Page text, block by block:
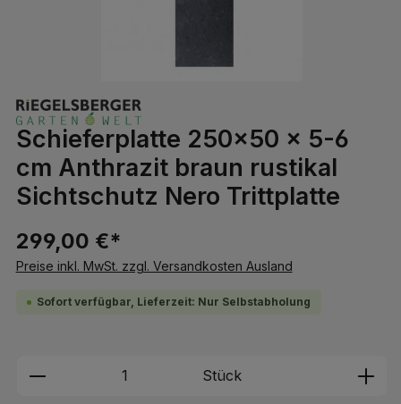
Schieferplatte 250x50 x 5-6
cm Anthrazit braun rustikal
Sichtschutz Nero Trittplatte
299,00 €*
Preise inkl. MwSt. zzgl. Versandkosten Ausland
Sofort verfügbar, Lieferzeit: Nur Selbstabholung
Produkt Anzahl: Gib den
Stück